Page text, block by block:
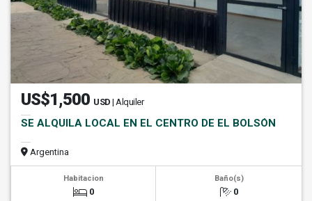
US$1,500 USD | Alquiler
SE ALQUILA LOCAL EN EL CENTRO DE EL BOLSÓN
Argentina
Habitacion
0
Baño(s)
0